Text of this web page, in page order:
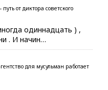
от диктора советского
одиннадцать ) ,
. И начин…
для мусульман работает